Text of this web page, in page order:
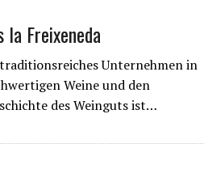
la Freixeneda
Unternehmen in
Weine und den
des Weinguts ist…